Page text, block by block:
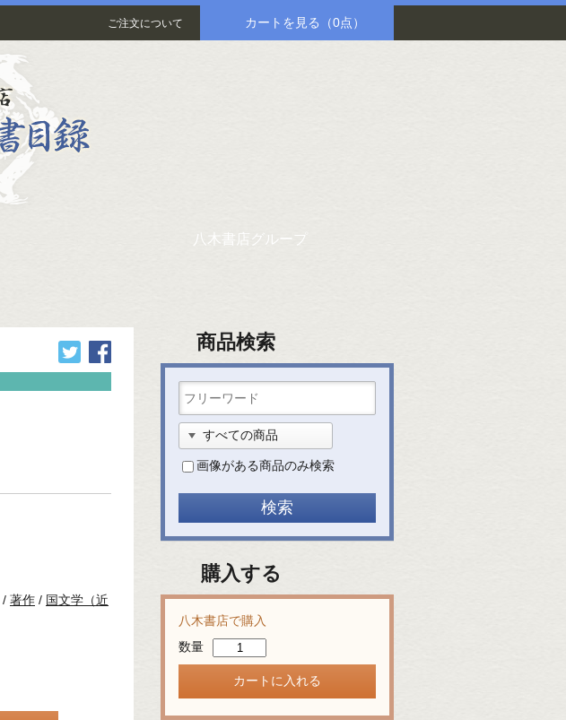
ご注文について カートを見る （0点）
八木書店グループ
/ 著作 / 国文学（近
商品検索
画像がある商品のみ検索
購入する
八木書店で購入
数量